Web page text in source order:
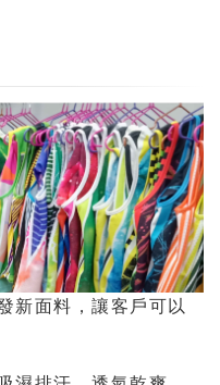
新面料，讓客戶可以